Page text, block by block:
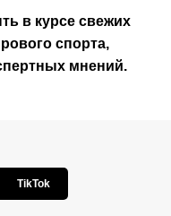
в курсе свежих
спорта,
мнений.
TikTok